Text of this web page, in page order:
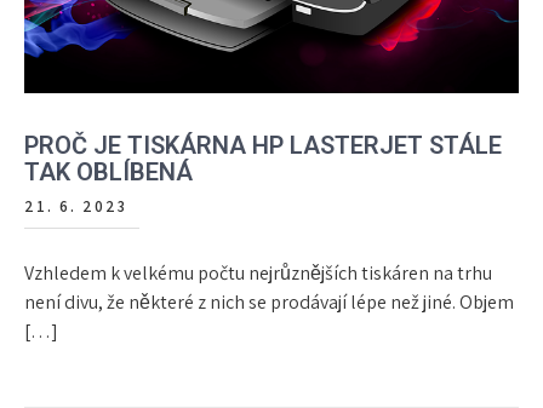
PROČ JE TISKÁRNA HP LASTERJET STÁLE
TAK OBLÍBENÁ
21. 6. 2023
Vzhledem k velkému počtu nejrůznějších tiskáren na trhu
není divu, že některé z nich se prodávají lépe než jiné. Objem
[…]